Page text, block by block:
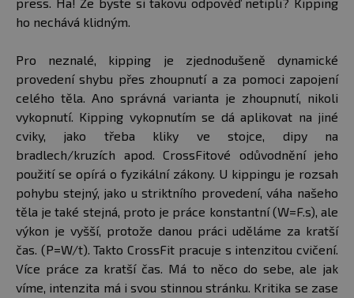
ho nechává klidným.
Pro neznalé, kipping je zjednodušeně dynamické
provedení shybu přes zhoupnutí a za pomoci zapojení
celého těla. Ano správná varianta je zhoupnutí, nikoli
vykopnutí. Kipping vykopnutím se dá aplikovat na jiné
cviky, jako třeba kliky ve stojce, dipy na
bradlech/kruzích apod. CrossFitové odůvodnění jeho
použití se opírá o fyzikální zákony. U kippingu je rozsah
pohybu stejný, jako u striktního provedení, váha našeho
těla je také stejná, proto je práce konstantní (W=F.s), ale
výkon je vyšší, protože danou práci uděláme za kratší
čas. (P=W/t). Takto CrossFit pracuje s intenzitou cvičení.
Více práce za kratší čas. Má to něco do sebe, ale jak
víme, intenzita má i svou stinnou stránku. Kritika se zase